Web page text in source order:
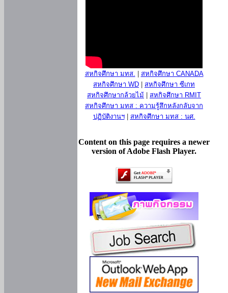
สหกิจศึกษา มทส.
สหกิจศึกษา CANADA
สหกิจศึกษา WD
สหกิจศึกษา ซีเกท
สหกิจศึกษากล้วยไม้
สหกิจศึกษา RMIT
สหกิจศึกษา มทส : ความรู้สึกหลังกลับจาก
ปฏิบัติงานฯ| สหกิจศึกษา มทส : นศ.
Content on this page requires a newer
version of Adobe Flash Player.